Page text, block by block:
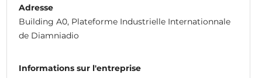
Adresse
Building A0, Plateforme Industrielle Internationnale
de Diamniadio
Informations sur l'entreprise